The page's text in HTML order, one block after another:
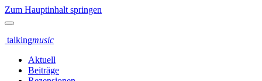
Zum Hauptinhalt springen
talkingmusic
Aktuell
Beiträge